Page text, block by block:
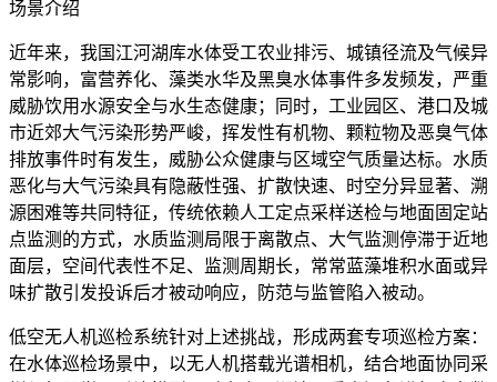
场景介绍
近年来，我国江河湖库水体受工农业排污、城镇径流及气候异
常影响，富营养化、藻类水华及黑臭水体事件多发频发，严重
威胁饮用水源安全与水生态健康；同时，工业园区、港口及城
市近郊大气污染形势严峻，挥发性有机物、颗粒物及恶臭气体
排放事件时有发生，威胁公众健康与区域空气质量达标。水质
恶化与大气污染具有隐蔽性强、扩散快速、时空分异显著、溯
源困难等共同特征，传统依赖人工定点采样送检与地面固定站
点监测的方式，水质监测局限于离散点、大气监测停滞于近地
面层，空间代表性不足、监测周期长，常常蓝藻堆积水面或异
味扩散引发投诉后才被动响应，防范与监管陷入被动。
低空无人机巡检系统针对上述挑战，形成两套专项巡检方案：
在水体巡检场景中，以无人机搭载光谱相机，结合地面协同采